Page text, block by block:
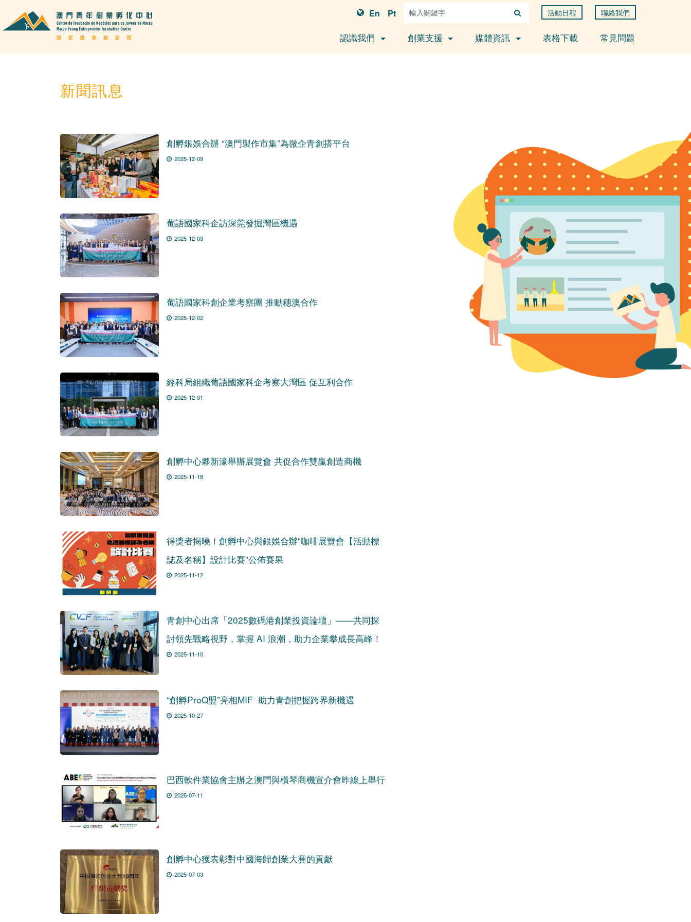
En Pt 活動日程 聯絡我們
認識我們 創業支援 媒體資訊 表格下載 常見問題
新聞訊息
創孵銀娛合辦 “澳門製作市集”為微企青創搭平台
2025-12-09
葡語國家科企訪深莞發掘灣區機遇
2025-12-03
葡語國家科創企業考察團 推動穗澳合作
2025-12-02
經科局組織葡語國家科企考察大灣區 促互利合作
2025-12-01
創孵中心夥新濠舉辦展覽會 共促合作雙贏創造商機
2025-11-18
得獎者揭曉！創孵中心與銀娛合辦“咖啡展覽會【活動標
誌及名稱】設計比賽”公佈賽果
2025-11-12
青創中心出席「2025數碼港創業投資論壇」——共同探
討領先戰略視野，掌握 AI 浪潮，助力企業攀成長高峰！
2025-11-10
“創孵ProQ盟”亮相MIF 助力青創把握跨界新機遇
2025-10-27
巴西軟件業協會主辦之澳門與橫琴商機宣介會昨線上舉行
2025-07-11
創孵中心獲表彰對中國海歸創業大賽的貢獻
2025-07-03